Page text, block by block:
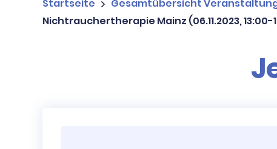
Startseite Gesamtübersicht
Nichtrauchertherapie Mainz (06.11.2023, 13:00-